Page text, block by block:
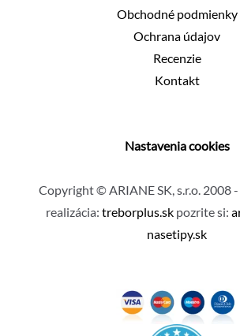
Obchodné podmienky
Ochrana údajov
Recenzie
Kontakt
Nastavenia cookies
Copyright © ARIANE SK, s.r.o. 2008
realizácia: treborplus.sk pozrite si:
nasetipy.sk